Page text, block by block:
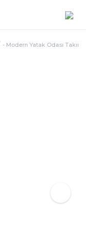
- Modern Yatak Odası Takımı